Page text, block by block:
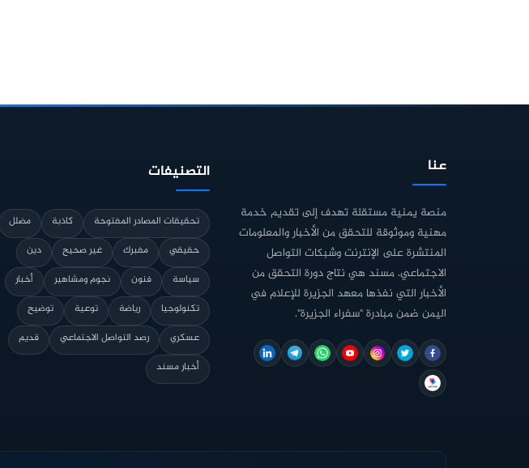
عنا
منصة يمنية مستقلة تهدف إلى تقديم خدمة
مهنية وموثوقة للتحقق من الأخبار والمعلومات
المنتشرة على الإنترنت وشبكات التواصل
الاجتماعي. مسند هي نتاج دورة التحقق من
الأخبار التي نفذها معهد الجزيرة للإعلام في
اليمن ضمن مبادرة "سفراء الجزيرة".
التصنيفات
تحقيقات المصادر المفتوحة كاذبة
مضلل
حقيقي
مفبرك غير صحيح
دين
سياسة
فنون نجوم ومشاهير
أخبار
تكنولوجيا
رياضة توعية
توضيح
عسكري
رصد التواصل الاجتماعي
قديم
أخبار مسند